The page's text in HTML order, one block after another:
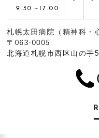
9:30～17:00
札幌太田病院（精神科・
〒063-0005
北海道札幌市西区山の手